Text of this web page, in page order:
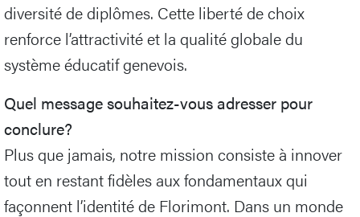
diversité de diplômes. Cette liberté de choix
renforce l’attractivité et la qualité globale du
système éducatif genevois.
Quel message souhaitez-vous adresser pour
conclure?
Plus que jamais, notre mission consiste à innover
tout en restant fidèles aux fondamentaux qui
façonnent l’identité de Florimont. Dans un monde